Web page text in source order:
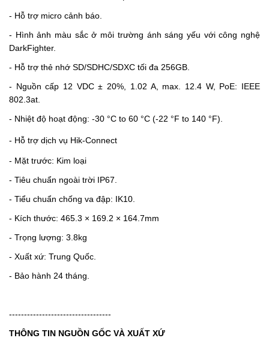
- Hỗ trợ micro cảnh báo.
- Hình ảnh màu sắc ở môi trường ánh sáng yếu với công nghệ
DarkFighter.
- Hỗ trợ thẻ nhớ SD/SDHC/SDXC tối đa 256GB.
- Nguồn cấp 12 VDC ± 20%, 1.02 A, max. 12.4 W, PoE: IEEE
802.3at.
- Nhiệt độ hoạt động: -30 °C to 60 °C (-22 °F to 140 °F).
- Hỗ trợ dịch vụ Hik-Connect
- Mặt trước: Kim loại
- Tiêu chuẩn ngoài trời IP67.
- Tiểu chuẩn chống va đập: IK10.
- Kích thước: 465.3 × 169.2 × 164.7mm
- Trọng lượng: 3.8kg
- Xuất xứ: Trung Quốc.
- Bảo hành 24 tháng.
----------------------------------
THÔNG TIN NGUỒN GỐC VÀ XUẤT XỨ